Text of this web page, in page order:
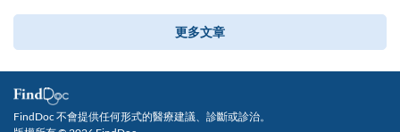
更多文章
FindDoc 不會提供任何形式的醫療建議、診斷或診治。